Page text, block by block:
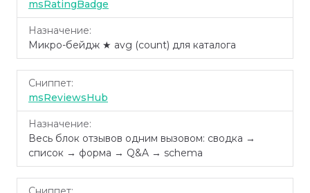
msRatingBadge
Микро-бейдж ★ avg (count) для каталога
msReviewsHub
Весь блок отзывов одним вызовом: сводка →
список → форма → Q&A → schema